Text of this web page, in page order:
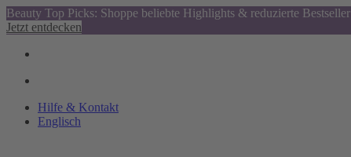
Beauty Top Picks: Shoppe beliebte Highlights & reduzierte Bestseller
Jetzt entdecken
Hilfe & Kontakt
Englisch